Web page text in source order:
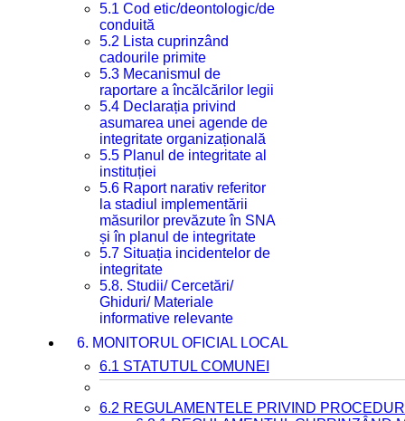
5.1 Cod etic/deontologic/de
conduită
5.2 Lista cuprinzând
cadourile primite
5.3 Mecanismul de
raportare a încălcărilor legii
5.4 Declarația privind
asumarea unei agende de
integritate organizațională
5.5 Planul de integritate al
instituției
5.6 Raport narativ referitor
la stadiul implementării
măsurilor prevăzute în SNA
și în planul de integritate
5.7 Situația incidentelor de
integritate
5.8. Studii/ Cercetări/
Ghiduri/ Materiale
informative relevante
6. MONITORUL OFICIAL LOCAL
6.1 STATUTUL COMUNEI
6.2 REGULAMENTELE PRIVIND